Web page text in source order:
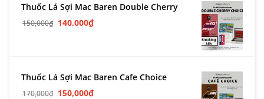
Thuốc Lá Sợi Mac Baren Double Cherry
150,000₫ 140,000₫
Thuốc Lá Sợi Mac Baren Cafe Choice
170,000₫ 150,000₫